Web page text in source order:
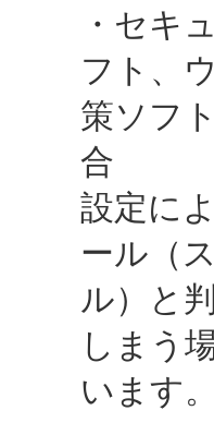
いる場
インに
場合が
ます。
・セキ
フト、
策ソフ
合